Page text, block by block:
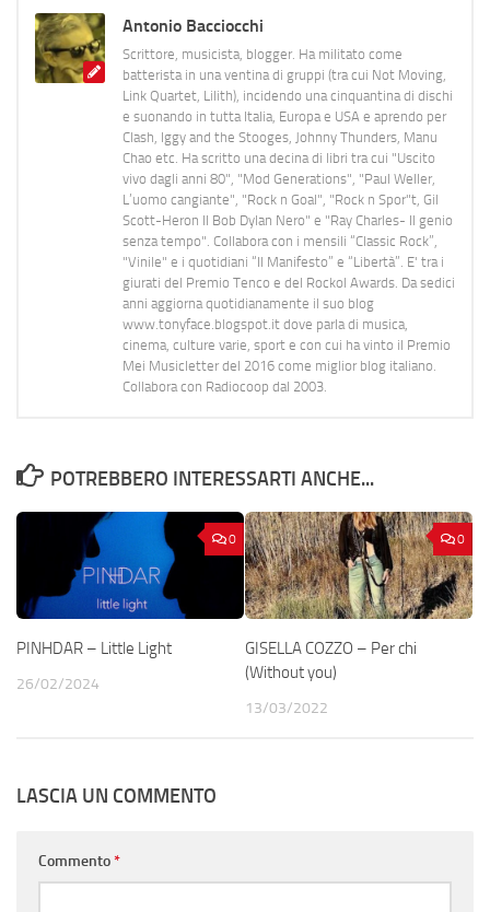
Antonio Bacciocchi
Scrittore, musicista, blogger. Ha militato come
batterista in una ventina di gruppi (tra cui Not Moving,
Link Quartet, Lilith), incidendo una cinquantina di dischi
e suonando in tutta Italia, Europa e USA e aprendo per
Clash, Iggy and the Stooges, Johnny Thunders, Manu
Chao etc. Ha scritto una decina di libri tra cui "Uscito
vivo dagli anni 80", "Mod Generations", "Paul Weller,
L’uomo cangiante", "Rock n Goal", "Rock n Spor"t, Gil
Scott-Heron Il Bob Dylan Nero" e "Ray Charles- Il genio
senza tempo". Collabora con i mensili “Classic Rock”,
"Vinile" e i quotidiani “Il Manifesto” e “Libertà”. E' tra i
giurati del Premio Tenco e del Rockol Awards. Da sedici
anni aggiorna quotidianamente il suo blog
www.tonyface.blogspot.it dove parla di musica,
cinema, culture varie, sport e con cui ha vinto il Premio
Mei Musicletter del 2016 come miglior blog italiano.
Collabora con Radiocoop dal 2003.
POTREBBERO INTERESSARTI ANCHE...
0
PINHDAR – Little Light
26/02/2024
0
GISELLA COZZO – Per chi
(Without you)
13/03/2022
LASCIA UN COMMENTO
Commento*